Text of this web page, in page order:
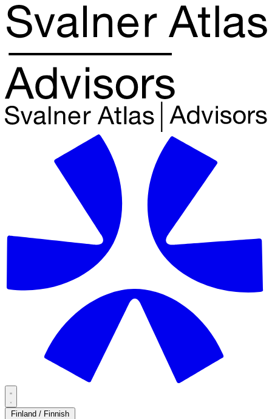
Finland / Finnish